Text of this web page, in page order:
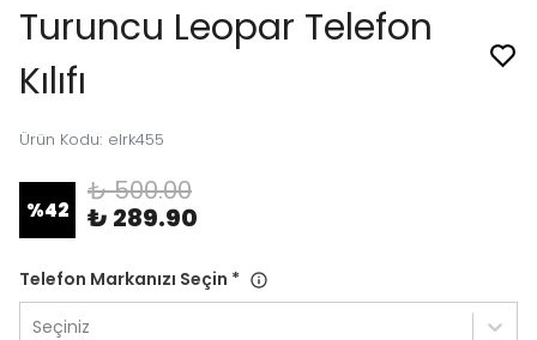
Turuncu Leopar Telefon
Kılıfı
Ürün Kodu: elrk455
%42
₺ 500.00
₺ 289.90
Telefon Markanızı Seçin *
Seçiniz